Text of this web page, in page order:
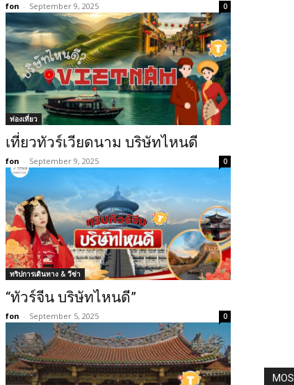
fon - September 9, 2025 0
ท่องเที่ยว
เที่ยวทัวร์เวียดนาม บริษัทไหนดี
fon - September 9, 2025 0
ทริปการเดินทาง & วีซ่า
“ทัวร์จีน บริษัทไหนดี”
fon - September 5, 2025 0